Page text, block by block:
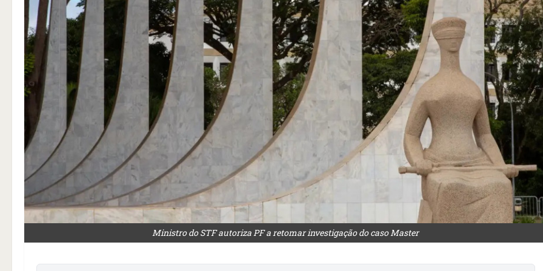
Ministro do STF autoriza PF a retomar investigação do caso Master